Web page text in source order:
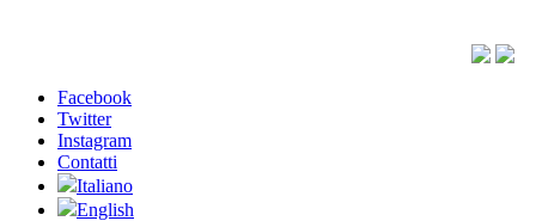
Facebook
Twitter
Instagram
Contatti
Italiano
English